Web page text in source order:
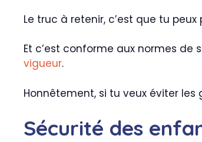
Le truc à retenir, c’est que tu
Et c’est conforme aux normes
vigueur.
Honnêtement, si tu veux éviter
Sécurité des